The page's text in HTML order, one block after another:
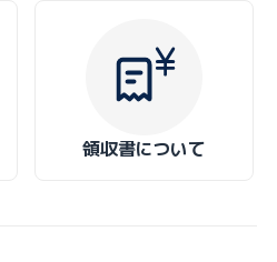
領収書について